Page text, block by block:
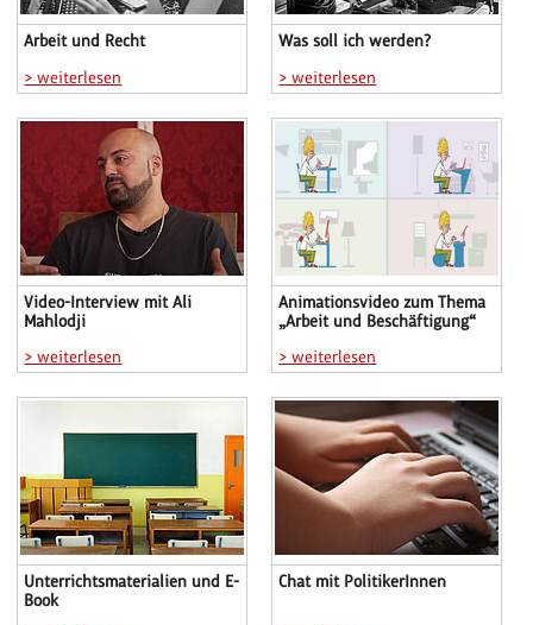
Arbeit und Recht
> weiterlesen
Was soll ich werden?
> weiterlesen
Video-Interview mit Ali
Mahlodji
> weiterlesen
Animationsvideo zum Thema
„Arbeit und Beschäftigung“
> weiterlesen
Unterrichtsmaterialien und E-
Book
Chat mit PolitikerInnen